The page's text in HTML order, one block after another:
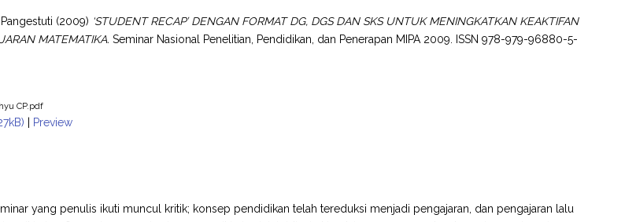
(2009) ‘STUDENT RECAP’ DENGAN FORMAT DG, DGS DAN SKS UNTUK MENINGKATKAN KEAKTIFAN
MATEMATIKA. Seminar Nasional Penelitian, Pendidikan, dan Penerapan MIPA 2009. ISSN 978-979-96880-5-
CP.pdf
| Preview
yang penulis ikuti muncul kritik; konsep pendidikan telah tereduksi menjadi pengajaran, dan pengajaran lalu